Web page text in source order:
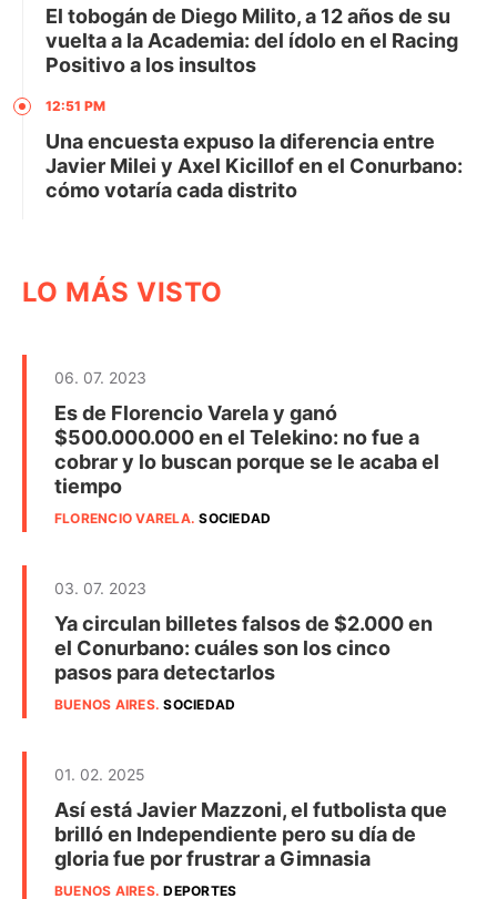
El tobogán de Diego Milito, a 12 años de su
vuelta a la Academia: del ídolo en el Racing
Positivo a los insultos
12:51 PM
Una encuesta expuso la diferencia entre
Javier Milei y Axel Kicillof en el Conurbano:
cómo votaría cada distrito
LO MÁS VISTO
06. 07. 2023
Es de Florencio Varela y ganó
$500.000.000 en el Telekino: no fue a
cobrar y lo buscan porque se le acaba el
tiempo
FLORENCIO VARELA.SOCIEDAD
03. 07. 2023
Ya circulan billetes falsos de $2.000 en
el Conurbano: cuáles son los cinco
pasos para detectarlos
BUENOS AIRES.SOCIEDAD
01. 02. 2025
Así está Javier Mazzoni, el futbolista que
brilló en Independiente pero su día de
gloria fue por frustrar a Gimnasia
BUENOS AIRES.DEPORTES